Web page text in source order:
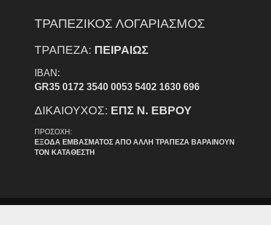
ΤΡΑΠΕΖΙΚΟΣ ΛΟΓΑΡΙΑΣΜΟΣ
ΤΡΑΠΕΖΑ: ΠΕΙΡΑΙΩΣ
IBAN:
GR35 0172 3540 0053 5402 1630 696
ΔΙΚΑΙΟΥΧΟΣ: ΕΠΣ Ν. ΕΒΡΟΥ
ΠΡΟΣΟΧΗ:
ΕΞΟΔΑ ΕΜΒΑΣΜΑΤΟΣ ΑΠΟ ΑΛΛΗ ΤΡΑΠΕΖΑ ΒΑΡΑΙΝΟΥΝ
ΤΟΝ ΚΑΤΑΘΕΣΤΗ